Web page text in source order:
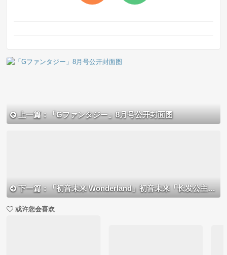
上一篇：「Gファンタジー」8月号公开封面图
下一篇：「初音未来 Wonderland」初音未来「长发公主」手办官图公开
或许您会喜欢